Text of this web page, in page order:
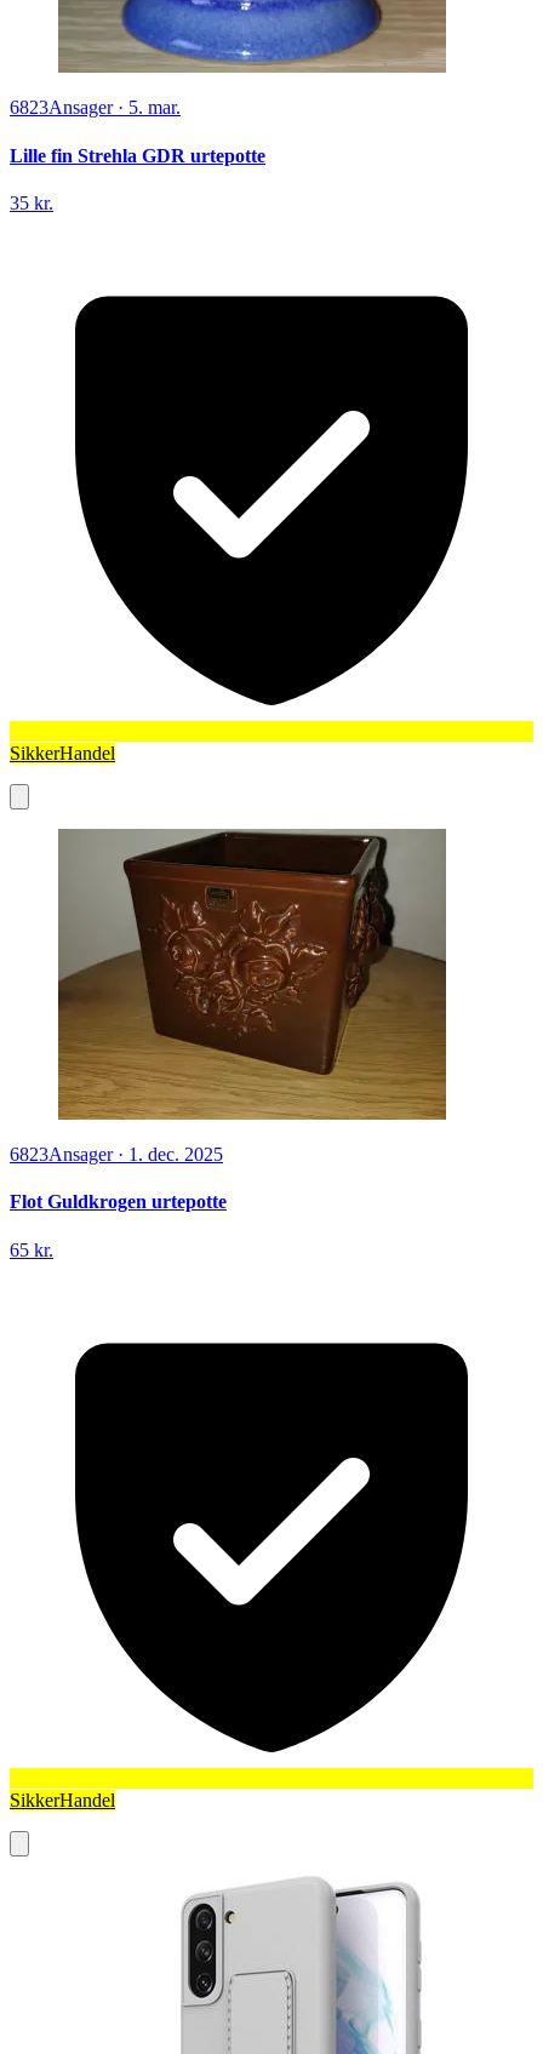
6823Ansager· 5. mar.
Lille fin Strehla GDR urtepotte
35 kr.
SikkerHandel
6823Ansager· 1. dec. 2025
Flot Guldkrogen urtepotte
65 kr.
SikkerHandel